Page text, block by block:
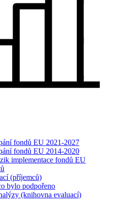
fondů EU 2021-2027
fondů EU 2014-2020
implementace fondů EU
(příjemců)
bylo podpořeno
(knihovna evaluací)